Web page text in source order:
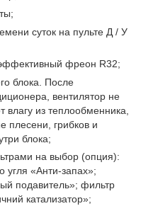
суток на пульте Д / У
фреон R32;
блока. После
вентилятор не
влагу из теплообменника,
плесени, грибков и
блока;
на выбор (опция):
угля «Анти-запах»;
подавитель»; фильтр
катализатор»;